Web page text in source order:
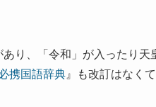
あり、「令和」が入ったり天
携国語辞典 』も改訂はなく